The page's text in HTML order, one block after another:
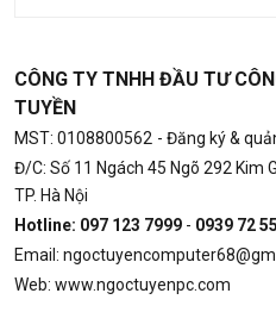
CÔNG TY TNHH ĐẦU TƯ
TUYỀN
MST: 0108800562 - Đăng ký &
Đ/C: Số 11 Ngách 45 Ngõ 292 Kim
TP. Hà Nội
Hotline: 097 123 7999 - 0939 72
Email:
Web: www.ngoctuyenpc.com